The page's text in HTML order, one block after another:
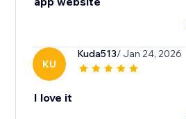
KU
Kuda513/ Jan 24, 2026
I love it